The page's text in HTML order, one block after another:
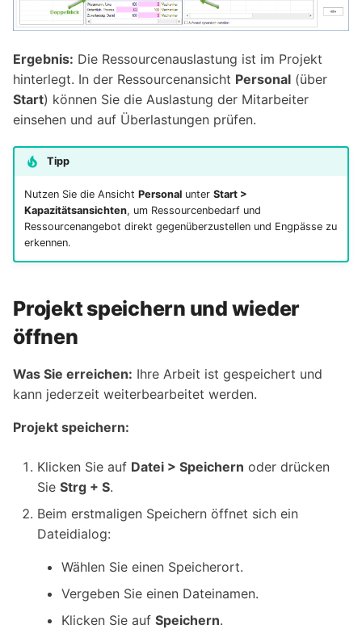
Ergebnis: Die Ressourcenauslastung ist im Projekt
hinterlegt. In der Ressourcenansicht Personal (über
Start) können Sie die Auslastung der Mitarbeiter
einsehen und auf Überlastungen prüfen.
Tipp
Nutzen Sie die Ansicht Personalunter Start >
Kapazitätsansichten, um Ressourcenbedarf und
Ressourcenangebot direkt gegenüberzustellen und Engpässe zu
erkennen.
Projekt speichern und wieder
öffnen
Was Sie erreichen: Ihre Arbeit ist gespeichert und
kann jederzeit weiterbearbeitet werden.
Projekt speichern:
Klicken Sie auf Datei > Speichern oder drücken
Sie Strg + S.
Beim erstmaligen Speichern öffnet sich ein
Dateidialog:
Wählen Sie einen Speicherort.
Vergeben Sie einen Dateinamen.
Klicken Sie auf Speichern.